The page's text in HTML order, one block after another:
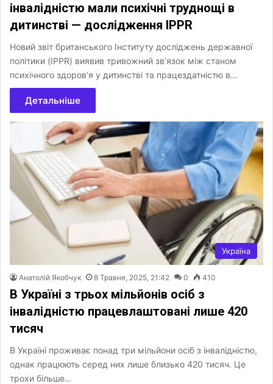
інвалідністю мали психічні труднощі в
дитинстві — дослідження IPPR
Новий звіт британського Інституту досліджень державної
політики (IPPR) виявив тривожний зв’язок між станом
психічного здоров’я у дитинстві та працездатністю в…
Детальніше
Україна
Анатолій Якобчук 8 Травня, 2025, 21:42 0 410
В Україні з трьох мільйонів осіб з
інвалідністю працевлаштовані лише 420
тисяч
В Україні проживає понад три мільйони осіб з інвалідністю,
однак працюють серед них лише близько 420 тисяч. Це
трохи більше…